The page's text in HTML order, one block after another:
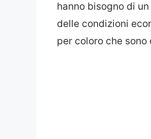
hanno bisogno di
delle condizioni
per coloro che sono